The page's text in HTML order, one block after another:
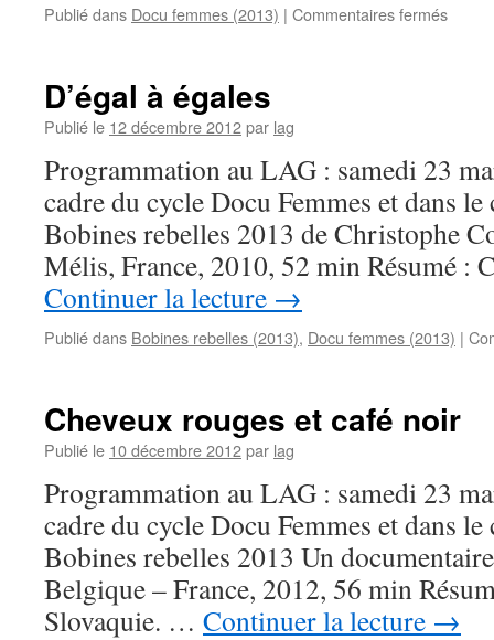
Publié dans Docu femmes (2013) | Commentaires ferméssur
D’égal à égales
Publié le 12 décembre 2012par lag
Programmation au LAG : samedi 23
cadre du cycle Docu Femmes et dans
Bobines rebelles 2013 de Christophe
Mélis, France, 2010, 52 min Résumé :
Continuer la lecture →
Publié dans Bobines rebelles (2013), Docu femmes (2013) |
Cheveux rouges et café noir
Publié le 10 décembre 2012par lag
Programmation au LAG : samedi 23
cadre du cycle Docu Femmes et dans
Bobines rebelles 2013 Un
Belgique – France, 2012, 56 min
Slovaquie. … Continuer la lecture →